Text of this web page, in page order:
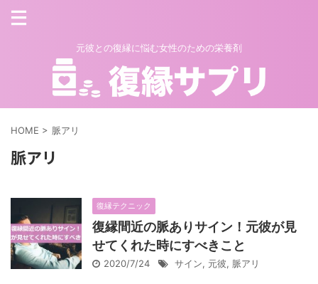
元彼との復縁に悩む女性のための栄養剤
HOME > 脈アリ
脈アリ
復縁テクニック
復縁間近の脈ありサイン！元彼が見
せてくれた時にすべきこと
2020/7/24 サイン, 元彼, 脈アリ